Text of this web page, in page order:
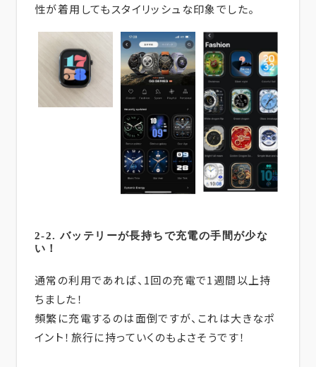
性が着用してもスタイリッシュな印象でした。
2-2. バッテリーが長持ちで充電の手間が少な
い！
通常の利用であれば、1回の充電で1週間以上持
ちました！
頻繁に充電するのは面倒ですが、これは大きなポ
イント！旅行に持っていくのもよさそうです！